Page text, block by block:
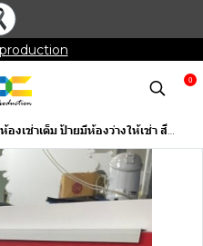
0
เช่าเต็ม ป้ายมีห้องว่างให้เช่า สีแดง-ขาว (พลาสวูด)